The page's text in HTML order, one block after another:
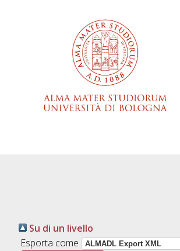
Su di un livello
Esporta come